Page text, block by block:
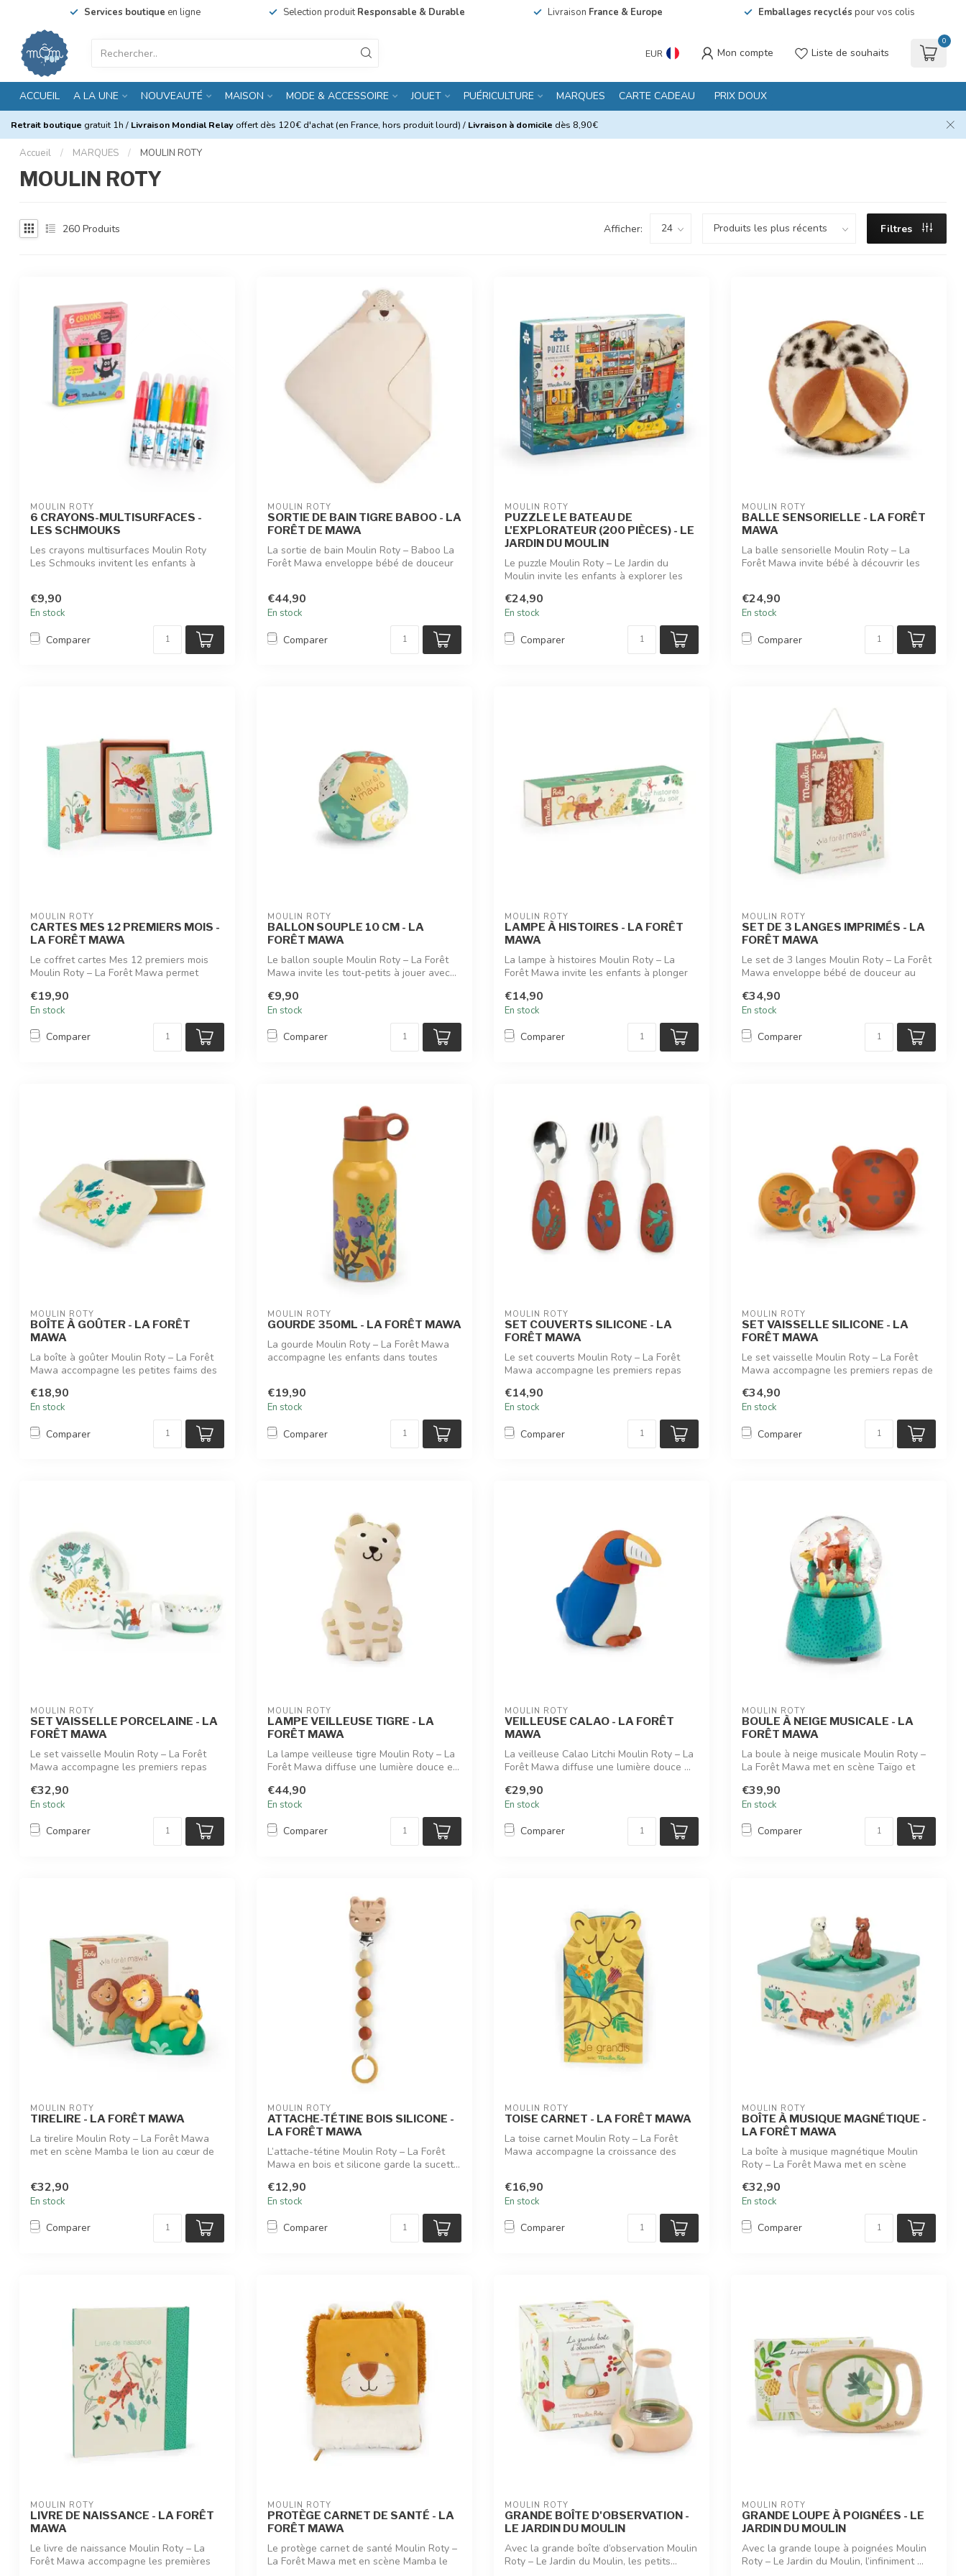
Services boutique en ligne Selection produitResponsable & Durable Livraison France & Europe Emballages recyclés pour vos colis
EUR Mon compte Liste de souhaits
0
ACCUEIL A LA UNE NOUVEAUTÉ MAISON MODE & ACCESSOIRE JOUET PUÉRICULTURE MARQUES CARTE CADEAU PRIX DOUX
Retrait boutique gratuit 1h / Livraison Mondial Relay offert dès 120€ d'achat (en France, hors produit lourd) / Livraison à domicile dès 8,90€
Accueil / MARQUES / MOULIN ROTY
MOULIN ROTY
260 Produits Afficher: Filtres
MOULIN ROTY
6 CRAYONS-MULTISURFACES -
LES SCHMOUKS
Les crayons multisurfaces Moulin Roty
Les Schmouks invitent les enfants à
€9,90
En stock
Comparer
MOULIN ROTY
SORTIE DE BAIN TIGRE BABOO - LA
FORÊT DE MAWA
La sortie de bain Moulin Roty – Baboo La
Forêt Mawa enveloppe bébé de douceur
€44,90
En stock
Comparer
MOULIN ROTY
PUZZLE LE BATEAU DE
L'EXPLORATEUR (200 PIÈCES) - LE
JARDIN DU MOULIN
Le puzzle Moulin Roty – Le Jardin du
Moulin invite les enfants à explorer les
€24,90
En stock
Comparer
MOULIN ROTY
BALLE SENSORIELLE - LA FORÊT
MAWA
La balle sensorielle Moulin Roty – La
Forêt Mawa invite bébé à découvrir les
€24,90
En stock
Comparer
MOULIN ROTY
CARTES MES 12 PREMIERS MOIS -
LA FORÊT MAWA
Le coffret cartes Mes 12 premiers mois
Moulin Roty – La Forêt Mawa permet
€19,90
En stock
Comparer
MOULIN ROTY
BALLON SOUPLE 10 CM - LA
FORÊT MAWA
Le ballon souple Moulin Roty – La Forêt
Mawa invite les tout-petits à jouer avec...
€9,90
En stock
Comparer
MOULIN ROTY
LAMPE À HISTOIRES - LA FORÊT
MAWA
La lampe à histoires Moulin Roty – La
Forêt Mawa invite les enfants à plonger
€14,90
En stock
Comparer
MOULIN ROTY
SET DE 3 LANGES IMPRIMÉS - LA
FORÊT MAWA
Le set de 3 langes Moulin Roty – La Forêt
Mawa enveloppe bébé de douceur au
€34,90
En stock
Comparer
MOULIN ROTY
BOÎTE À GOÛTER - LA FORÊT
MAWA
La boîte à goûter Moulin Roty – La Forêt
Mawa accompagne les petites faims des
€18,90
En stock
Comparer
MOULIN ROTY
GOURDE 350ML - LA FORÊT MAWA
La gourde Moulin Roty – La Forêt Mawa
accompagne les enfants dans toutes
€19,90
En stock
Comparer
MOULIN ROTY
SET COUVERTS SILICONE - LA
FORÊT MAWA
Le set couverts Moulin Roty – La Forêt
Mawa accompagne les premiers repas
€14,90
En stock
Comparer
MOULIN ROTY
SET VAISSELLE SILICONE - LA
FORÊT MAWA
Le set vaisselle Moulin Roty – La Forêt
Mawa accompagne les premiers repas de
€34,90
En stock
Comparer
MOULIN ROTY
SET VAISSELLE PORCELAINE - LA
FORÊT MAWA
Le set vaisselle Moulin Roty – La Forêt
Mawa accompagne les premiers repas
€32,90
En stock
Comparer
MOULIN ROTY
LAMPE VEILLEUSE TIGRE - LA
FORÊT MAWA
La lampe veilleuse tigre Moulin Roty – La
Forêt Mawa diffuse une lumière douce e...
€44,90
En stock
Comparer
MOULIN ROTY
VEILLEUSE CALAO - LA FORÊT
MAWA
La veilleuse Calao Litchi Moulin Roty – La
Forêt Mawa diffuse une lumière douce ...
€29,90
En stock
Comparer
MOULIN ROTY
BOULE À NEIGE MUSICALE - LA
FORÊT MAWA
La boule à neige musicale Moulin Roty –
La Forêt Mawa met en scène Taïgo et
€39,90
En stock
Comparer
MOULIN ROTY
TIRELIRE - LA FORÊT MAWA
La tirelire Moulin Roty – La Forêt Mawa
met en scène Mamba le lion au cœur de
€32,90
En stock
Comparer
MOULIN ROTY
ATTACHE-TÉTINE BOIS SILICONE -
LA FORÊT MAWA
L’attache-tétine Moulin Roty – La Forêt
Mawa en bois et silicone garde la sucett...
€12,90
En stock
Comparer
MOULIN ROTY
TOISE CARNET - LA FORÊT MAWA
La toise carnet Moulin Roty – La Forêt
Mawa accompagne la croissance des
€16,90
En stock
Comparer
MOULIN ROTY
BOÎTE À MUSIQUE MAGNÉTIQUE -
LA FORÊT MAWA
La boîte à musique magnétique Moulin
Roty – La Forêt Mawa met en scène
€32,90
En stock
Comparer
MOULIN ROTY
LIVRE DE NAISSANCE - LA FORÊT
MAWA
Le livre de naissance Moulin Roty – La
Forêt Mawa accompagne les premières
MOULIN ROTY
PROTÈGE CARNET DE SANTÉ - LA
FORÊT MAWA
Le protège carnet de santé Moulin Roty –
La Forêt Mawa met en scène Mamba le
MOULIN ROTY
GRANDE BOÎTE D'OBSERVATION -
LE JARDIN DU MOULIN
Avec la grande boîte d’observation Moulin
Roty – Le Jardin du Moulin, les petits...
MOULIN ROTY
GRANDE LOUPE À POIGNÉES - LE
JARDIN DU MOULIN
Avec la grande loupe à poignées Moulin
Roty – Le Jardin du Moulin, l’infiniment ...